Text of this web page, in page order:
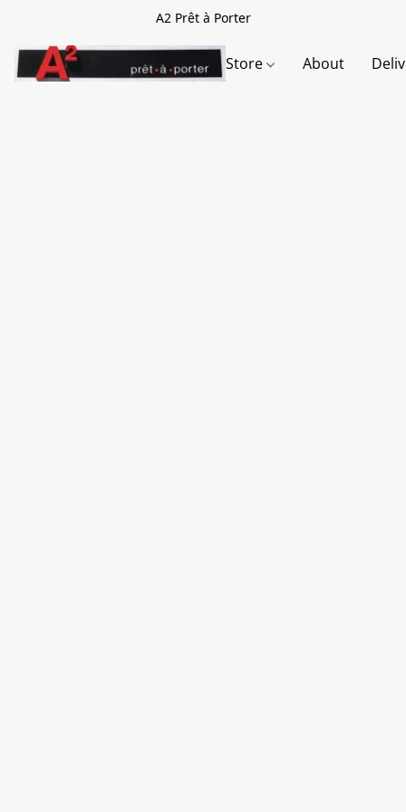
A2 Prêt à Porter
Store About